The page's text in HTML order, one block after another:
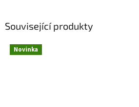
Související produkty
Novinka